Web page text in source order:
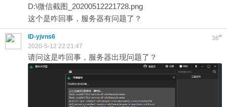
D:\微信截图_20200512221728.png
这个是咋回事，服务器有问题了？
36#
ID-yjvns6
2020-5-12 22:21:47
请问这是咋回事，服务器出现问题了？